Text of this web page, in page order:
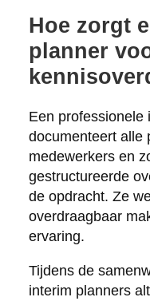
Hoe zorgt
planner
Een professionele
documenteert alle
medewerkers en
gestructureerde
de opdracht. Ze
overdraagbaar
ervaring.
Tijdens de
interim planners